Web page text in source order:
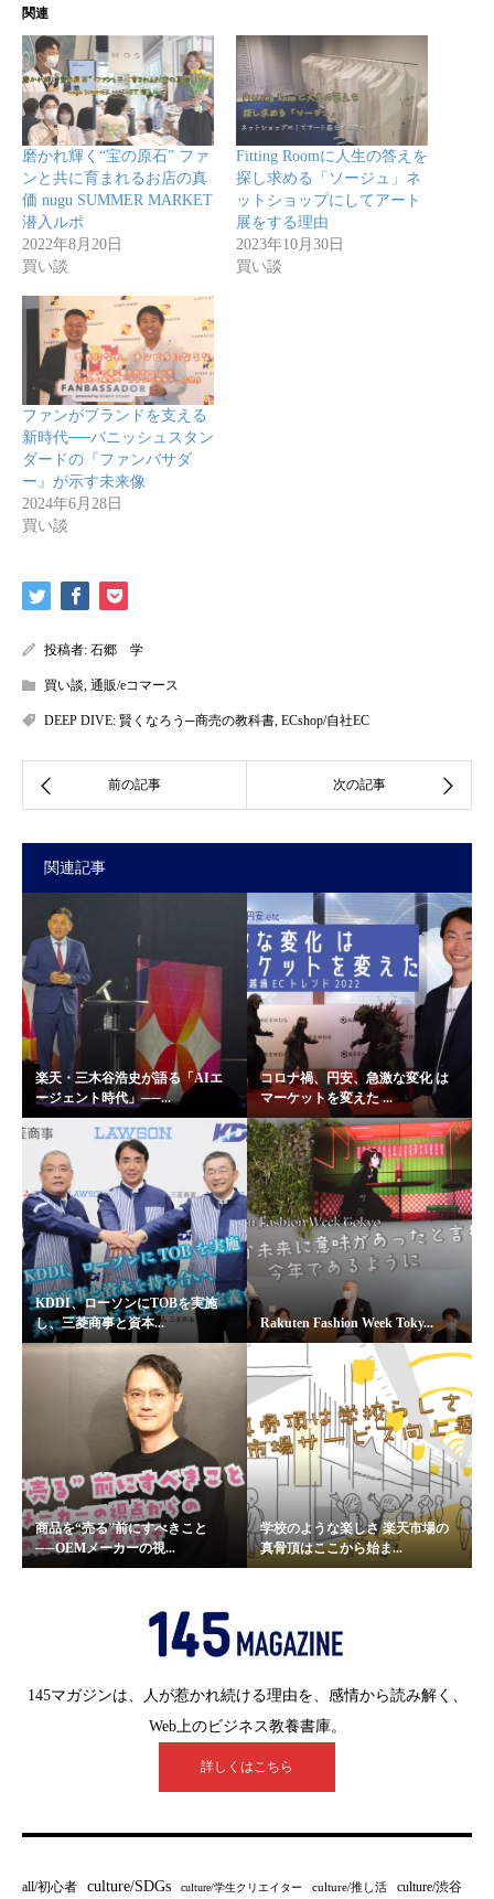
関連
磨かれ輝く“宝の原石” ファ
ンと共に育まれるお店の真
価 nugu SUMMER MARKET
潜入ルポ
2022年8月20日
買い談
Fitting Roomに人生の答えを
探し求める「ソージュ」ネ
ットショップにしてアート
展をする理由
2023年10月30日
買い談
ファンがブランドを支える
新時代──バニッシュスタン
ダードの『ファンバサダ
ー』が示す未来像
2024年6月28日
買い談
投稿者: 石郷 学
買い談, 通販/eコマース
DEEP DIVE: 賢くなろう─商売の教科書, ECshop/自社EC
関連記事
楽天・三木谷浩史が語る「AIエ
ージェント時代」──...
コロナ禍、円安、急激な変化 は
マーケットを変えた ...
KDDI、ローソンにTOBを実施
し、三菱商事と資本...
Rakuten Fashion Week Toky...
商品を“売る”前にすべきこと
──OEMメーカーの視...
学校のような楽しさ 楽天市場の
真骨頂はここから始ま...
145マガジンは、人が惹かれ続ける理由を、感情から読み解く、
Web上のビジネス教養書庫。
詳しくはこちら
all/初心者 culture/SDGs culture/学生クリエイター culture/推し活 culture/渋谷